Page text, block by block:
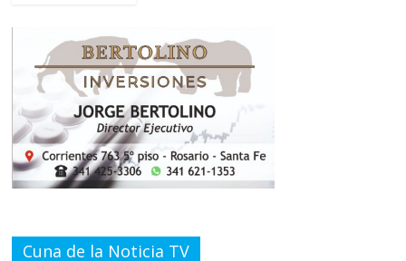
Cuna de la Noticia TV